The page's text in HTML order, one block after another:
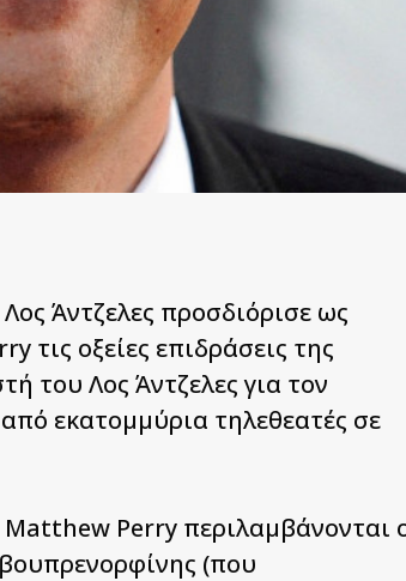
Άντζελες προσδιόρισε ως
τις οξείες επιδράσεις της
του Λος Άντζελες για τον
εκατομμύρια τηλεθεατές σε
Perry περιλαμβάνονται
(που